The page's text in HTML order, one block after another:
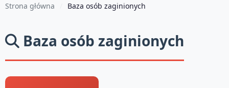
Strona główna Baza osób zaginionych
Baza osób zaginionych